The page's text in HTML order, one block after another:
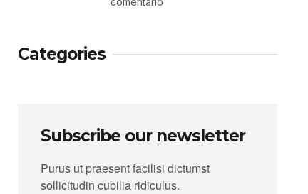
Categories
Subscribe our newsletter
Purus ut praesent facilisi dictumst
sollicitudin cubilia ridiculus.